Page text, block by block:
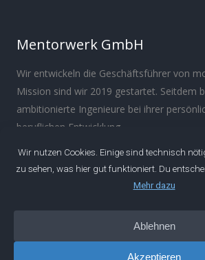
Mentorwerk GmbH
Wir entwickeln die Geschäftsführer von
Mission sind wir 2019 gestartet. Seitdem
ambitionierte Ingenieure bei ihrer
beruflichen Entwicklung.
Über Manifest Impressum